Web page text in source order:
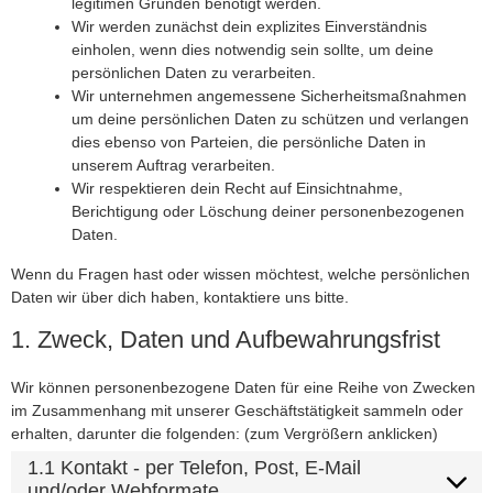
Wir werden zunächst dein explizites Einverständnis
einholen, wenn dies notwendig sein sollte, um deine
persönlichen Daten zu verarbeiten.
Wir unternehmen angemessene Sicherheitsmaßnahmen
um deine persönlichen Daten zu schützen und verlangen
dies ebenso von Parteien, die persönliche Daten in
unserem Auftrag verarbeiten.
Wir respektieren dein Recht auf Einsichtnahme,
Berichtigung oder Löschung deiner personenbezogenen
Daten.
Wenn du Fragen hast oder wissen möchtest, welche persönlichen
Daten wir über dich haben, kontaktiere uns bitte.
1. Zweck, Daten und Aufbewahrungsfrist
Wir können personenbezogene Daten für eine Reihe von Zwecken
im Zusammenhang mit unserer Geschäftstätigkeit sammeln oder
erhalten, darunter die folgenden: (zum Vergrößern anklicken)
1.1 Kontakt - per Telefon, Post, E-Mail